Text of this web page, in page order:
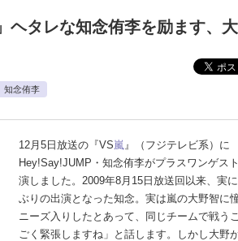
ヘタレな知念侑李を励ます、
知念侑李
12月5日放送の『VS嵐』（フジテレビ系）に
Hey!Say!JUMP・知念侑李がプラスワンゲス
演しました。2009年8月15日放送回以来、実
ぶりの出演となった知念。実は嵐の大野智に
ニーズ入りしたとあって、同じチームで戦う
ごく緊張しますね」と話します。しかし大野